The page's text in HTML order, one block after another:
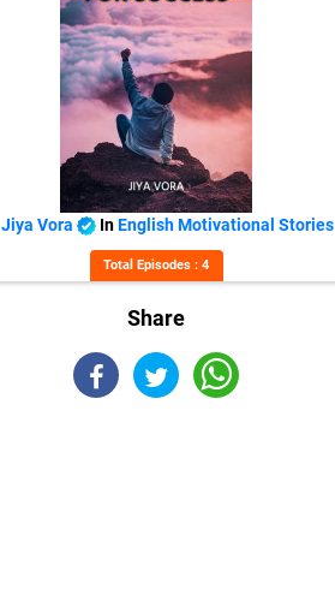
Jiya Vora InEnglish Motivational Stories
Total Episodes : 4
Share